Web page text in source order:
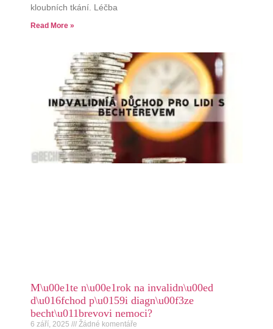
kloubních tkání. Léčba
Read More »
M\u00e1te n\u00e1rok na invalidn\u00ed
d\u016fchod p\u0159i diagn\u00f3ze
becht\u011brevovi nemoci?
6 září, 2025 Žádné komentáře